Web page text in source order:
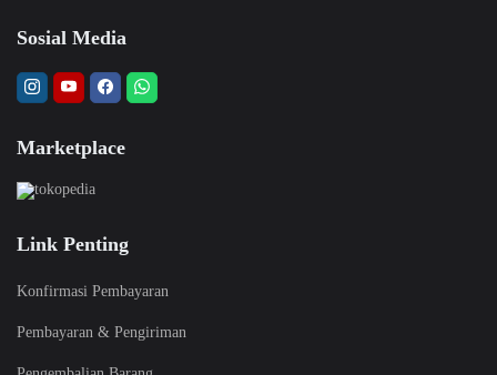
Sosial Media
Marketplace
Link Penting
Konfirmasi Pembayaran
Pembayaran & Pengiriman